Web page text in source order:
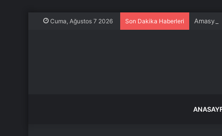
Cuma, Ağustos 7 2026 Son Dakika Haberleri